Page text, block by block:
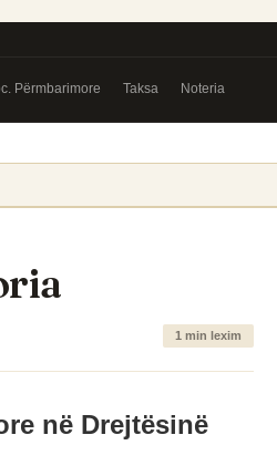
Përmbarimore Taksa Noteria
1 min lexim
në Drejtësinë